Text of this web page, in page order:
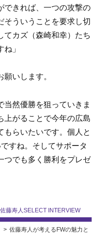
できれば、一つの攻撃の
そういうことを要求し切
てカズ（森崎和幸）たち
」
いします。
当然優勝を狙っていきま
上がることで今年の広島
もらいたいです。個人と
すね。そしてサポータ
つでも多く勝利をプレゼ
佐藤寿人SELECT INTERVIEW
佐藤寿人が考えるFWの魅力と